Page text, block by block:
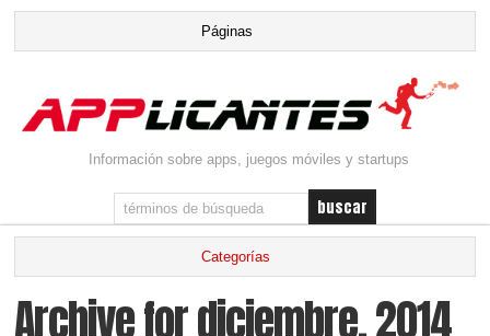
Información sobre apps, juegos móviles y startups
Archive for diciembre, 2014